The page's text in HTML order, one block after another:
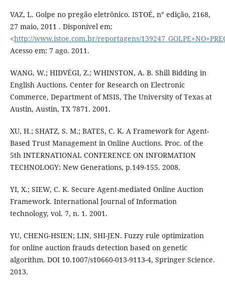
VAZ, L. Golpe no pregão eletrônico. ISTOÉ, n° edição, 2168,
27 maio, 2011 . Disponível em:
<http://www.istoe.com.br/reportagens/
Acesso em: 7 ago. 2011.
WANG, W.; HIDVÉGI, Z.; WHINSTON, A. B. Shill Bidding in
English Auctions. Center for Research on Electronic
Commerce, Department of MSIS, The University of Texas at
Austin, Austin, TX 7871. 2001.
XU, H.; SHATZ, S. M.; BATES, C. K. A Framework for Agent-
Based Trust Management in Online Auctions. Proc. of the
5th INTERNATIONAL CONFERENCE ON INFORMATION
TECHNOLOGY: New Generations, p.149-155. 2008.
YI, X.; SIEW, C. K. Secure Agent-mediated Online Auction
Framework. International Journal of Information
technology, vol. 7, n. 1. 2001.
YU, CHENG-HSIEN; LIN, SHI-JEN. Fuzzy rule optimization
for online auction frauds detection based on genetic
algorithm. DOI 10.1007/s10660-013-9113-4, Springer Science.
2013.